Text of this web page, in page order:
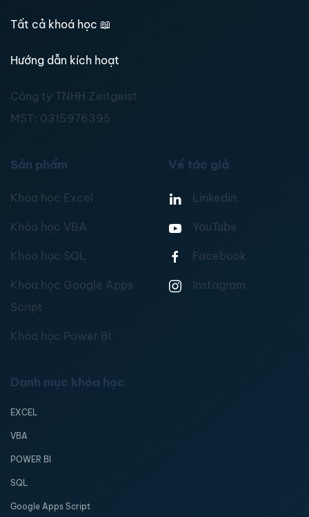
Tất cả khoá học 📖
Hướng dẫn kích hoạt
Công ty TNHH Zeitgeist
MST: 0315976395
Sản phẩm
Khóa học Excel
Khóa học VBA
Khóa học SQL
Khóa học Google Apps
Script
Khóa học Power BI
Về tác giả
Linkedin
YouTube
Facebook
Instagram
Danh mục khóa học
EXCEL
VBA
POWER BI
SQL
Google Apps Script